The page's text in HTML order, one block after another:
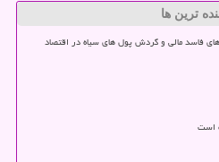
ترین ها
فاسد مالی و گردش پول های سیاه در اقتصاد
است